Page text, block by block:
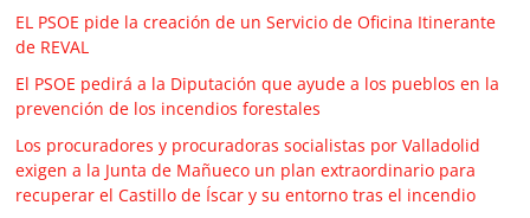
EL PSOE pide la creación de un Servicio de Oficina Itinerante
de REVAL
El PSOE pedirá a la Diputación que ayude a los pueblos en la
prevención de los incendios forestales
Los procuradores y procuradoras socialistas por Valladolid
exigen a la Junta de Mañueco un plan extraordinario para
recuperar el Castillo de Íscar y su entorno tras el incendio